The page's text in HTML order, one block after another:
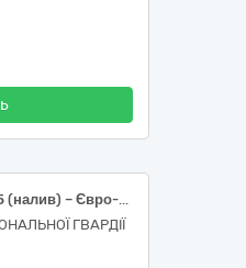
Бензин автомобільний А-95 (налив) – Євро-5 – Е5 (Е0, Е7, Е10)
ГВАРДІЇ